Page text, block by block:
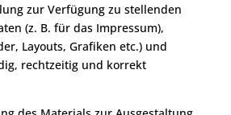
zur Verfügung zu stellenden
(z. B. für das Impressum),
Layouts, Grafiken etc.) und
rechtzeitig und korrekt